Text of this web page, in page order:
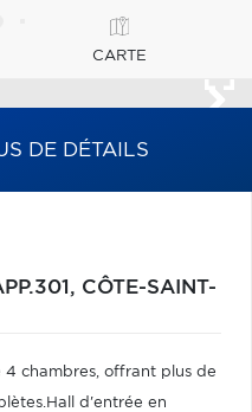
CARTE
DE DÉTAILS
CÔTE-SAINT-
chambres, offrant plus de
d'entrée en